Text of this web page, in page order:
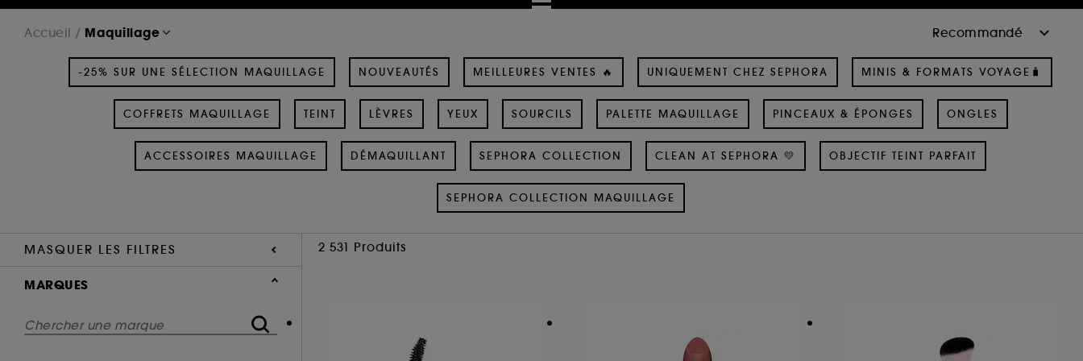
Accueil Maquillage
-25% SUR UNE SÉLECTION MAQUILLAGE NOUVEAUTÉS MEILLEURES VENTES 🔥 UNIQUEMENT CHEZ SEPHORA MINIS & FORMATS VOYAGE🧳
COFFRETS MAQUILLAGE TEINT LÈVRES YEUX SOURCILS PALETTE MAQUILLAGE PINCEAUX & ÉPONGES ONGLES
ACCESSOIRES MAQUILLAGE DÉMAQUILLANT SEPHORA COLLECTION CLEAN AT SEPHORA 💛 OBJECTIF TEINT PARFAIT
SEPHORA COLLECTION MAQUILLAGE
MASQUER LES FILTRES 2 531 Produits
MARQUES